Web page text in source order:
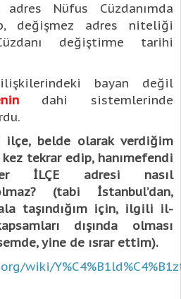
Nüfus Cüzdanımda
değişmez adres niteliği
değiştirme tarihi
bayan değil
dahi sistemlerinde
ilçe, belde olarak verdiğim
tekrar edip, hanımefendi
İLÇE adresi nasıl
(tabi İstanbul’dan,
taşındığım için, ilgili il-
dışında olması
yine de ısrar ettim).
wiki/